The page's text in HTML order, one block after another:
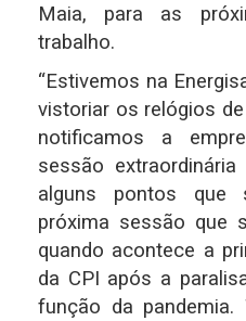
Maia, para as
trabalho.
“Estivemos na
vistoriar os relógios
notificamos a
sessão
alguns pontos que
próxima sessão que
quando acontece a
da CPI após a
função da